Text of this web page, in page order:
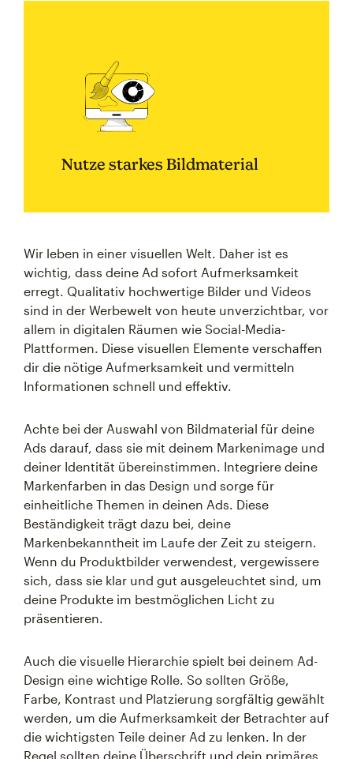
Nutze starkes Bildmaterial
Wir leben in einer visuellen Welt. Daher ist es
wichtig, dass deine Ad sofort Aufmerksamkeit
erregt. Qualitativ hochwertige Bilder und Videos
sind in der Werbewelt von heute unverzichtbar, vor
allem in digitalen Räumen wie Social-Media-
Plattformen. Diese visuellen Elemente verschaffen
dir die nötige Aufmerksamkeit und vermitteln
Informationen schnell und effektiv.
Achte bei der Auswahl von Bildmaterial für deine
Ads darauf, dass sie mit deinem Markenimage und
deiner Identität übereinstimmen. Integriere deine
Markenfarben in das Design und sorge für
einheitliche Themen in deinen Ads. Diese
Beständigkeit trägt dazu bei, deine
Markenbekanntheit im Laufe der Zeit zu steigern.
Wenn du Produktbilder verwendest, vergewissere
sich, dass sie klar und gut ausgeleuchtet sind, um
deine Produkte im bestmöglichen Licht zu
präsentieren.
Auch die visuelle Hierarchie spielt bei deinem Ad-
Design eine wichtige Rolle. So sollten Größe,
Farbe, Kontrast und Platzierung sorgfältig gewählt
werden, um die Aufmerksamkeit der Betrachter auf
die wichtigsten Teile deiner Ad zu lenken. In der
Regel sollten deine Überschrift und dein primäres